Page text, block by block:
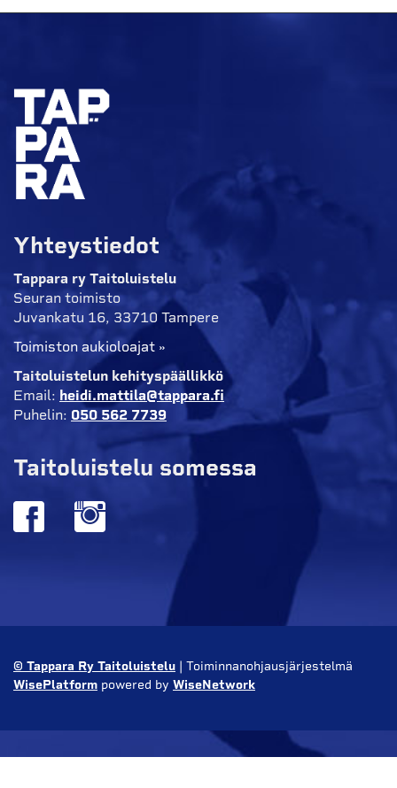
Yhteystiedot
Tappara ry Taitoluistelu
Seuran toimisto
Juvankatu 16, 33710 Tampere
Toimiston aukioloajat »
Taitoluistelun kehityspäällikkö
Email: heidi.mattila@tappara.fi
Puhelin: 050 562 7739
Taitoluistelu somessa
© Tappara Ry Taitoluistelu | Toiminnanohjausjärjestelmä
WisePlatform powered by WiseNetwork